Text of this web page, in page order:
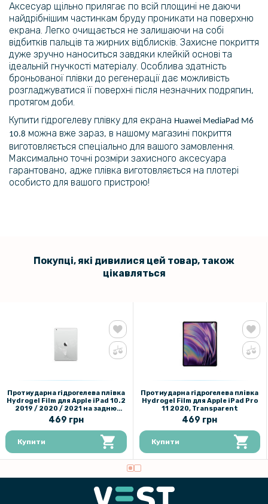
Аксесуар щільно прилягає по всій площині не даючи
найдрібнішим частинкам бруду проникати на поверхню
екрана. Легко очищається не залишаючи на собі
відбитків пальців та жирних відблисків. Захисне покриття
дуже зручно наноситься завдяки клейкій основі та
ідеальній гнучкості матеріалу. Особлива здатність
броньованої плівки до регенерації дає можливість
розгладжуватися її поверхні після незначних подряпин,
протягом доби.
Купити гідрогелеву плівку для екрана Huawei MediaPad M6
10.8 можна вже зараз, в нашому магазині покриття
виготовляється спеціально для вашого замовлення.
Максимально точні розміри захисного аксесуара
гарантовано, адже плівка виготовляється на плотері
особисто для вашого пристрою!
Покупці, які дивилися цей товар, також
цікавляться
Протиударна гідрогелева плівка
Hydrogel Film для Apple iPad 10.2
2019 / 2020 / 2021 на задню
панель, Transparent
469 грн
Купити
Протиударна гідрогелева плівка
Hydrogel Film для Apple iPad Pro
11 2020, Transparent
469 грн
Купити